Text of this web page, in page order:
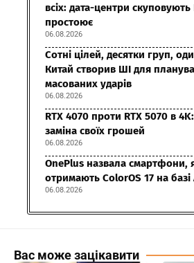
всіх: дата-центри скуповують
простоює
06.08.2026
Сотні цілей, десятки груп,
Китай створив ШІ для
масованих ударів
06.08.2026
RTX 4070 проти RTX 5070 в
заміна своїх грошей
06.08.2026
OnePlus назвала смартфони,
отримають ColorOS 17 на
06.08.2026
Вас може зацікавити